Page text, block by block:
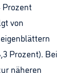
Prozent
von
Prozent). Bei
näheren